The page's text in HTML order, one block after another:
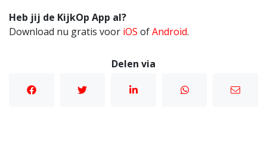
Heb jij de KijkOp App al?
Download nu gratis voor iOS ofAndroid.
Delen via